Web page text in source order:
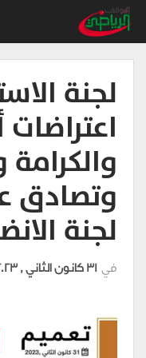
لجنة
اعتراضات
وتصادق
لجنة
في 31 كانون الثاني , 2023